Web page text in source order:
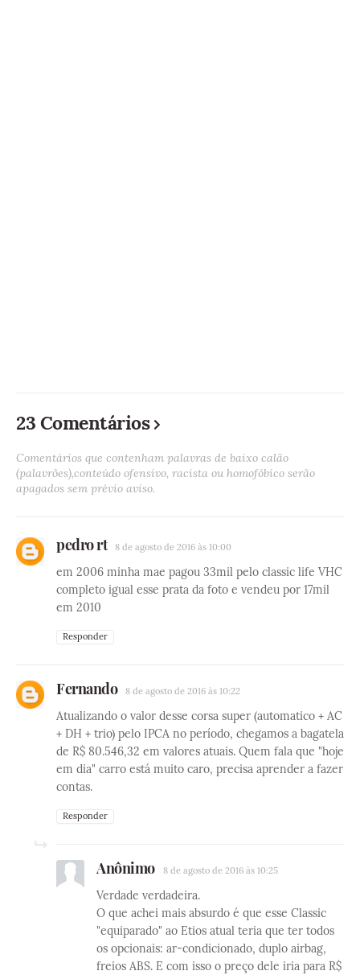
23 Comentários
Comentários que contenham palavras de baixo calão
(palavrões),conteúdo ofensivo, racista ou homofóbico serão
apagados sem prévio aviso.
pedro rt 8 de agosto de 2016 às 10:00
em 2006 minha mae pagou 33mil pelo classic life VHC
completo igual esse prata da foto e vendeu por 17mil
em 2010
Responder
Fernando 8 de agosto de 2016 às 10:22
Atualizando o valor desse corsa super (automatico + AC
+ DH + trio) pelo IPCA no período, chegamos a bagatela
de R$ 80.546,32 em valores atuais. Quem fala que "hoje
em dia" carro está muito caro, precisa aprender a fazer
contas.
Responder
Anônimo 8 de agosto de 2016 às 10:25
Verdade verdadeira.
O que achei mais absurdo é que esse Classic
"equiparado" ao Etios atual teria que ter todos
os opcionais: ar-condicionado, duplo airbag,
freios ABS. E com isso o preço dele iria para R$